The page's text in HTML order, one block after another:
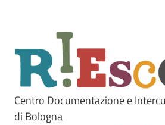
Centro Documentazione e
di Bologna